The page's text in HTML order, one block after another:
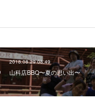
2018.08.29 08:49
山科店BBQ〜夏の思い出〜